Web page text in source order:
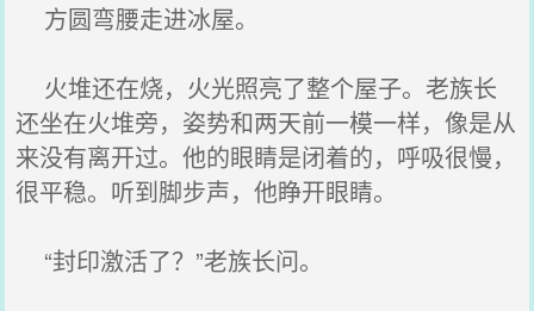
方圆弯腰走进冰屋。
火堆还在烧，火光照亮了整个屋子。老族长
还坐在火堆旁，姿势和两天前一模一样，像是从
来没有离开过。他的眼睛是闭着的，呼吸很慢，
很平稳。听到脚步声，他睁开眼睛。
“封印激活了？”老族长问。